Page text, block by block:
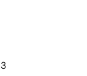
3